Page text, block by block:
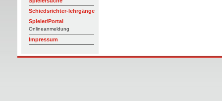
Schiedsrichter-lehrgänge
Spieler/Portal
Onlineanmeldung
Impressum